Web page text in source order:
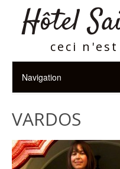
Hôtel
ceci
VARDOS